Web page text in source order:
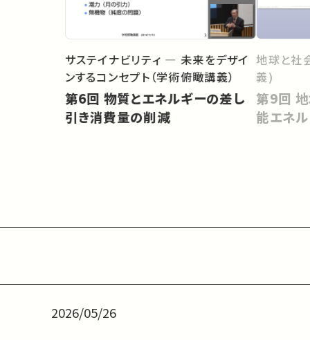
サステイナビリティ ― 未来をデザイ
ンするコンセプト（学術俯瞰講義）
第6回 物質とエネルギーの差し
引き消費量の削減
地球と社
義)
第9回 地域再生における再生可
能エネ
2026/05/26